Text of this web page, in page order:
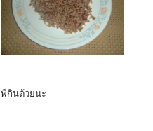
พี่กินด้วยนะ